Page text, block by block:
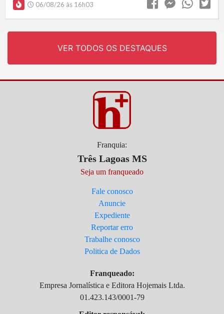
06/08/26 às 16h03
VER TODOS OS DESTAQUES
Franquia:
Três Lagoas MS
Seja um franqueado
Fale conosco
Anuncie
Expediente
Reportar erro
Trabalhe conosco
Politica de Dados
Franqueado:
Empresa Jornalística e Editora Hojemais Ltda.
01.423.143/0001-79